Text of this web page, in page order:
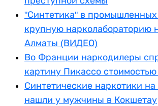
"Синтетика" в
крупную нарколабораторию
Алматы (ВИДЕО)
Во Франции наркодилеры
картину Пикассо
Синтетические наркотики на
нашли у мужчины в Кокшетау